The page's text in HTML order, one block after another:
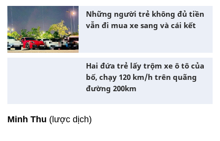
Những người trẻ không đủ tiền
vẫn đi mua xe sang và cái kết
Hai đứa trẻ lấy trộm xe ô tô của
bố, chạy 120 km/h trên quãng
đường 200km
Minh Thu (lược dịch)